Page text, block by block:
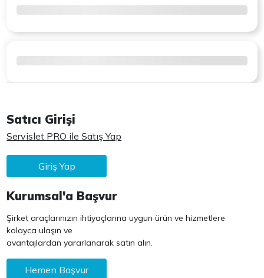
Satıcı Girişi
Servislet PRO ile Satış Yap
Giriş Yap
Kurumsal'a Başvur
Şirket araçlarınızın ihtiyaçlarına uygun ürün ve hizmetlere
kolayca ulaşın ve
avantajlardan yararlanarak satın alın.
Hemen Başvur